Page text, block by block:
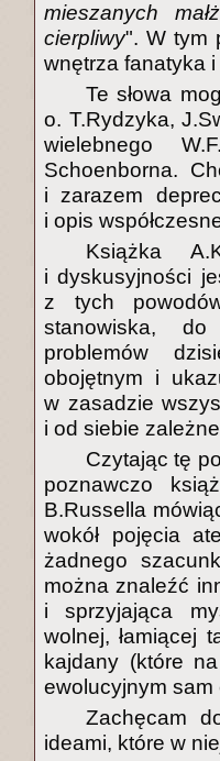
mieszanych
cierpliwy". W tym
wnętrza fanatyka
Te słowa
o. T.Rydzyka,
wielebnego
Schoenborna.
i zarazem
i opis
Książka
i dyskusyjności
z tych
stanowiska,
problemów
obojętnym i
w zasadzie
i od siebie
Czytając tę
poznawczo
B.Russella
wokół pojęcia
żadnego
można znaleźć
i sprzyjająca
wolnej, łamiącej
kajdany (które
ewolucyjnym sam
Zachęcam
ideami, które w